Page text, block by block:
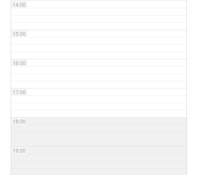
14:00
15:00
16:00
17:00
18:00
19:00